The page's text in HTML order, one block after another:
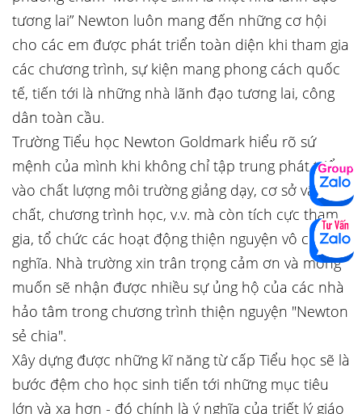
tương lai” Newton luôn mang đến những cơ hội
cho các em được phát triển toàn diện khi tham gia
các chương trình, sự kiện mang phong cách quốc
tế, tiến tới là những nhà lãnh đạo tương lai, công
dân toàn cầu.
Trường Tiểu học Newton Goldmark hiểu rõ sứ
mệnh của mình khi không chỉ tập trung phát triển
vào chất lượng môi trường giảng dạy, cơ sở vật
chất, chương trình học, v.v. mà còn tích cực tham
gia, tổ chức các hoạt động thiện nguyện vô cùng ý
nghĩa. Nhà trường xin trân trọng cảm ơn và mong
muốn sẽ nhận được nhiều sự ủng hộ của các nhà
hảo tâm trong chương trình thiện nguyện "Newton
sẻ chia".
Xây dựng được những kĩ năng từ cấp Tiểu học sẽ là
bước đệm cho học sinh tiến tới những mục tiêu
lớn và xa hơn - đó chính là ý nghĩa của triết lý giáo